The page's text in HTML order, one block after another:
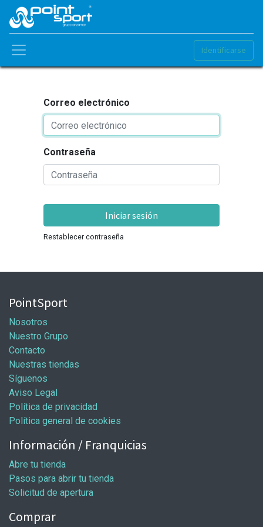
Identificarse
Correo electrónico
Contraseña
Iniciar sesión
Restablecer contraseña
PointSport
Nosotros
Nuestro Grupo
Contacto
Nuestras tiendas
Síguenos
Aviso Legal
Política de privacidad
Política general de cookies
Información / Franquicias
Abre tu tienda
Pasos para abrir tu tienda
Solicitud de apertura
Comprar